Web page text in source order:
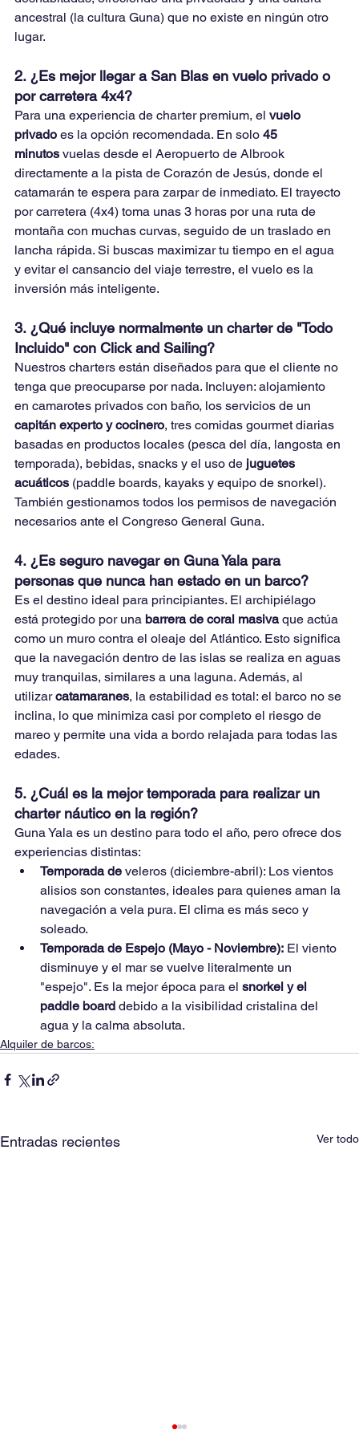
ancestral (la cultura Guna) que no existe en ningún otro
lugar.
2. ¿Es mejor llegar a San Blas en vuelo privado o
por carretera 4x4?
Para una experiencia de charter premium, el vuelo
privado es la opción recomendada. En solo 45
minutos vuelas desde el Aeropuerto de Albrook
directamente a la pista de Corazón de Jesús, donde el
catamarán te espera para zarpar de inmediato. El trayecto
por carretera (4x4) toma unas 3 horas por una ruta de
montaña con muchas curvas, seguido de un traslado en
lancha rápida. Si buscas maximizar tu tiempo en el agua
y evitar el cansancio del viaje terrestre, el vuelo es la
inversión más inteligente.
3. ¿Qué incluye normalmente un charter de "Todo
Incluido" con Click and Sailing?
Nuestros charters están diseñados para que el cliente no
tenga que preocuparse por nada. Incluyen: alojamiento
en camarotes privados con baño, los servicios de un
capitán experto y cocinero, tres comidas gourmet diarias
basadas en productos locales (pesca del día, langosta en
temporada), bebidas, snacks y el uso de juguetes
acuáticos (paddle boards, kayaks y equipo de snorkel).
También gestionamos todos los permisos de navegación
necesarios ante el Congreso General Guna.
4. ¿Es seguro navegar en Guna Yala para
personas que nunca han estado en un barco?
Es el destino ideal para principiantes. El archipiélago
está protegido por una barrera de coral masiva que actúa
como un muro contra el oleaje del Atlántico. Esto significa
que la navegación dentro de las islas se realiza en aguas
muy tranquilas, similares a una laguna. Además, al
utilizar catamaranes, la estabilidad es total: el barco no se
inclina, lo que minimiza casi por completo el riesgo de
mareo y permite una vida a bordo relajada para todas las
edades.
5. ¿Cuál es la mejor temporada para realizar un
charter náutico en la región?
Guna Yala es un destino para todo el año, pero ofrece dos
experiencias distintas:
Temporada de veleros (diciembre-abril): Los vientos
alisios son constantes, ideales para quienes aman la
navegación a vela pura. El clima es más seco y
soleado.
Temporada de Espejo (Mayo - Noviembre): El viento
disminuye y el mar se vuelve literalmente un
"espejo". Es la mejor época para el snorkel y el
paddle board debido a la visibilidad cristalina del
agua y la calma absoluta.
Alquiler de barcos:
Entradas recientes Ver todo